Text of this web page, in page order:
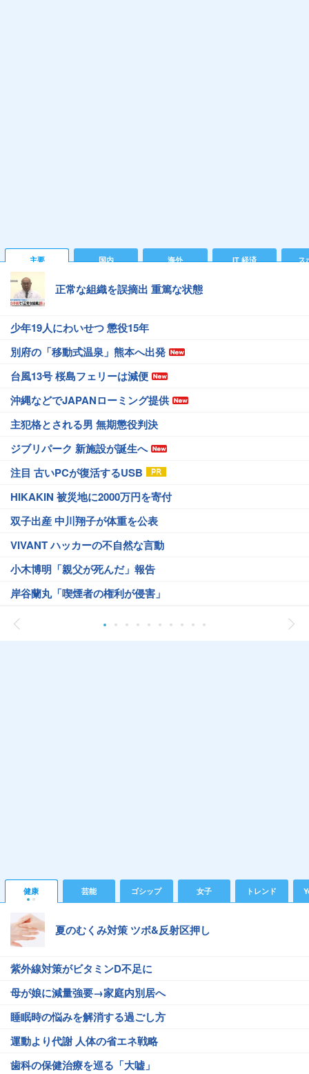
主要 国内 海外 IT 経済 ス
正常な組織を誤摘出 重篤な状態
少年19人にわいせつ 懲役15年
別府の「移動式温泉」熊本へ出発
台風13号 桜島フェリーは減便
沖縄などでJAPANローミング提供
主犯格とされる男 無期懲役判決
ジブリパーク 新施設が誕生へ
注目 古いPCが復活するUSB
HIKAKIN 被災地に2000万円を寄付
双子出産 中川翔子が体重を公表
VIVANT ハッカーの不自然な言動
小木博明「親父が死んだ」報告
岸谷蘭丸「喫煙者の権利が侵害」
健康 芸能 ゴシップ 女子 トレンド
夏のむくみ対策 ツボ&反射区押し
紫外線対策がビタミンD不足に
母が娘に減量強要→家庭内別居へ
睡眠時の悩みを解消する過ごし方
運動より代謝 人体の省エネ戦略
歯科の保健治療を巡る「大嘘」